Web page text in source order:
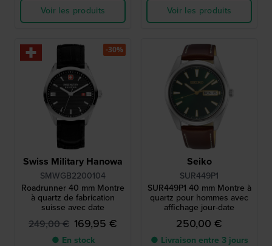
Voir les produits
Voir les produits
Swiss Military Hanowa
SMWGB2200104
Roadrunner 40 mm Montre
à quartz de fabrication
suisse avec date
249,00 € 169,95 €
● En stock
-30%
Seiko
SUR449P1
SUR449P1 40 mm Montre à
quartz pour hommes avec
affichage jour-date
250,00 €
● Livraison entre 3 jours